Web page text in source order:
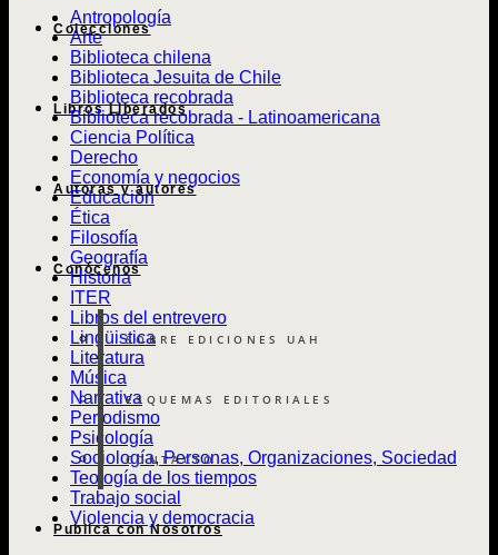
Colecciones
Libros Liberados
Autoras y autores
Conócenos
SOBRE EDICIONES UAH
ESQUEMAS EDITORIALES
CONTACTO
Publica con Nosotros
Antropología
Arte
Biblioteca chilena
Biblioteca Jesuita de Chile
Biblioteca recobrada
Biblioteca recobrada - Latinoamericana
Ciencia Política
Derecho
Economía y negocios
Educación
Ética
Filosofía
Geografía
Historia
ITER
Libros del entrevero
Lingüistica
Literatura
Música
Narrativa
Periodismo
Psicología
Sociología, Personas, Organizaciones, Sociedad
Teología de los tiempos
Trabajo social
Violencia y democracia